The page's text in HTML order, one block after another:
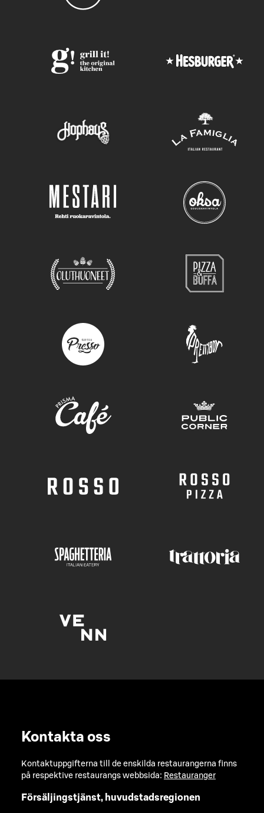
Kontakta oss
Kontaktuppgifterna till de enskilda restaurangerna finns
på respektive restaurangs webbsida: Restauranger
Försäljingstjänst, huvudstadsregionen